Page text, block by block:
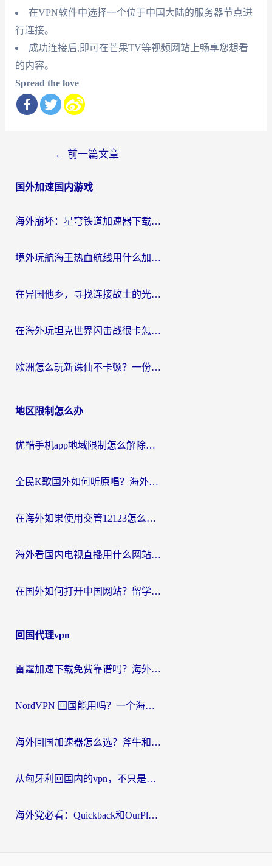
在VPN软件中选择一个位于中国大陆的服务器节点进
行连接。
成功连接后,即可在芒果TV等视频网站上畅享您想看
的内容。
Spread the love
导
← 前一篇文章
国外加速国内游戏
海外崩坏：星穹铁道加速器下载安装：一份给游子的终极网络指南
境外玩航海王热血航线用什么加速器？2026海外玩家实测最优方案（附欧洲问道堡垒前线加速技巧）
在异国他乡，寻找连接故土的光明大陆免费加速器
在海外玩坦克世界闪击战很卡怎么办？老玩家亲测有效的加速器选择指南
欧洲怎么玩新诛仙不卡顿？一份给海外游子的国服游戏畅玩指南
地区限制怎么办
优酷手机app地域限制怎么解除？海外党亲测有效的追剧方案
全民K歌国外如何听原唱？海外党亲测有效的回国加速器选择指南
在海外如果使用交管12123怎么处理？留学生亲测有效的回国加速方案
海外看国内电视直播用什么网站比较好？一篇解决你所有追剧难题的实用指南
在国外如何打开中国网站？留学生与海外华人的无缝访问指南
回国代理vpn
雷霆加速下载免费靠谱吗？海外党选回国加速器的避坑指南（附热门工具对比）
NordVPN 回国能用吗？一个海外用户必须面对的真实困境
海外回国加速器怎么选？斧牛和海龟哪个好？一篇帮你避开坑的实用指南
从匈牙利回国内的vpn，不只是为了刷剧那么简单
海外党必看：Quickback和OurPlay好用吗？3分钟选对回国加速器，无缝刷剧玩游戏